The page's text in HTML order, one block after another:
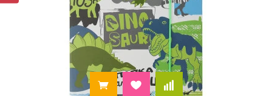
Можна з упевненістю сказати, що така
папка є зручним футляром для зберігання
всього необхідного для уроків.
Серед популярних товарів цього розділу наші
покупці обирають: